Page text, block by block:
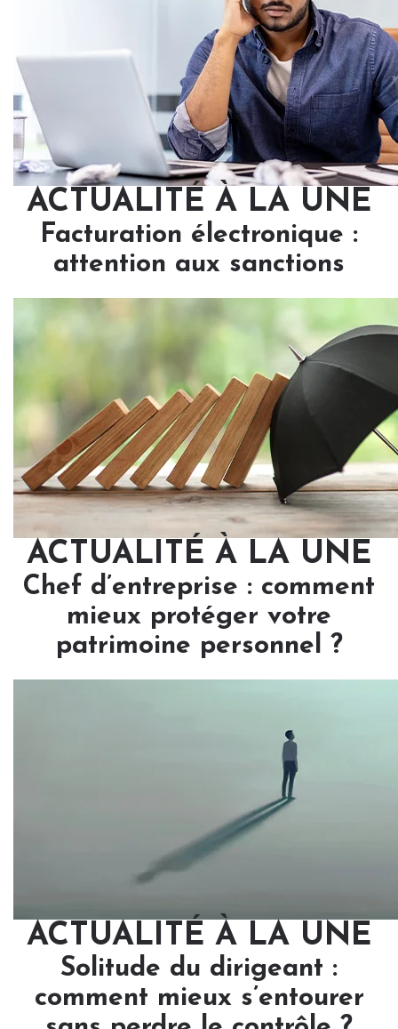
ACTUALITÉ À LA UNE
Facturation électronique :
attention aux sanctions
ACTUALITÉ À LA UNE
Chef d’entreprise : comment
mieux protéger votre
patrimoine personnel ?
ACTUALITÉ À LA UNE
Solitude du dirigeant :
comment mieux s’entourer